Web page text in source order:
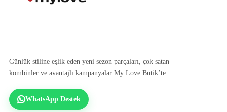
Günlük stiline eşlik eden yeni sezon parçaları, çok satan
kombinler ve avantajlı kampanyalar My Love Butik’te.
WhatsApp Destek